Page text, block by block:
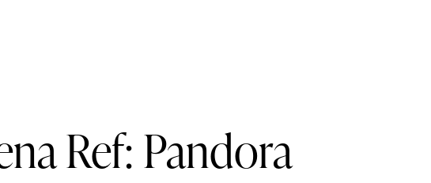
Ref: Pandora